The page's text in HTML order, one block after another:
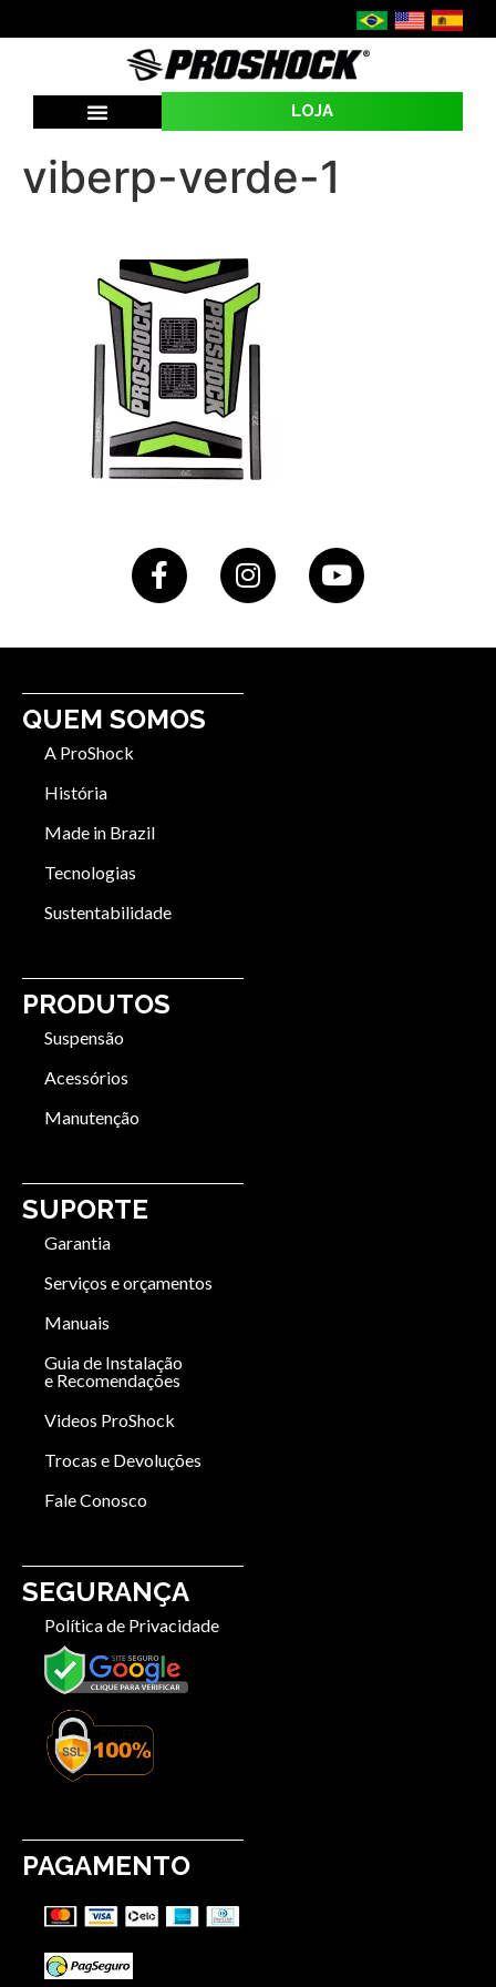
LOJA
viberp-verde-1
QUEM SOMOS
A ProShock
História
Made in Brazil
Tecnologias
Sustentabilidade
PRODUTOS
Suspensão
Acessórios
Manutenção
SUPORTE
Garantia
Serviços e orçamentos
Manuais
Guia de Instalação
e Recomendações
Videos ProShock
Trocas e Devoluções
Fale Conosco
SEGURANÇA
Política de Privacidade
PAGAMENTO